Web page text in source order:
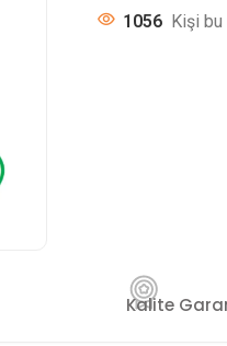
1056 Kişi bu
Kalite